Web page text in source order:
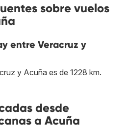
sobre vuelos
entre Veracruz y
y Acuña es de 1228 km.
desde
a Acuña